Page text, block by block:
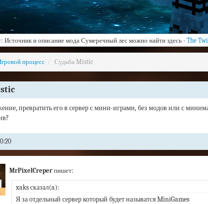
Источник и описание мода Сумеречный лес можно найти здесь - The
процесс / Судьба Mistic
превратить его в сервер с мини-играми, без модов или с
MrPixelCreperпишет:
xaks сказал(a):
Я за отдельный сервер который будет называтся MiniGames